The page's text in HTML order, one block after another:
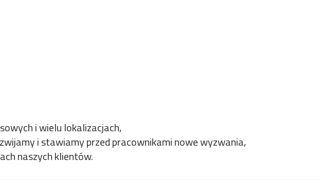
i wielu lokalizacjach,
i stawiamy przed pracownikami nowe wyzwania,
naszych klientów.